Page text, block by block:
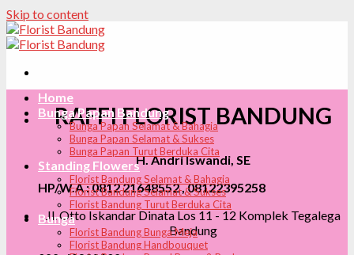
Skip to content
RAFFI FLORIST BANDUNG
H. Andri Iswandi, SE
HP/W.A : 0812 21648552 , 08122395258
Jl. Otto Iskandar Dinata Los 11 - 12 Komplek Tegalega
Bandung
Home
Bunga Papan Bandung
Bunga Papan Selamat & Bahagia
Bunga Papan Selamat & Sukses
Bunga Papan Turut Berduka Cita
Standing Flowers
Florist Bandung Selamat & Bahagia
Florist Bandung Selamat & Sukses
Florist Bandung Turut Berduka Cita
Bunga
Florist Bandung Bunga Meja
Florist Bandung Handbouquet